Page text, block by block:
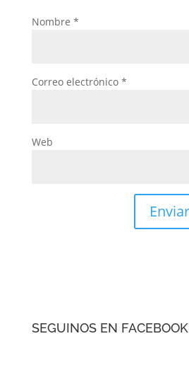
Nombre *
Correo electrónico *
Web
SEGUINOS EN FACEBOOK